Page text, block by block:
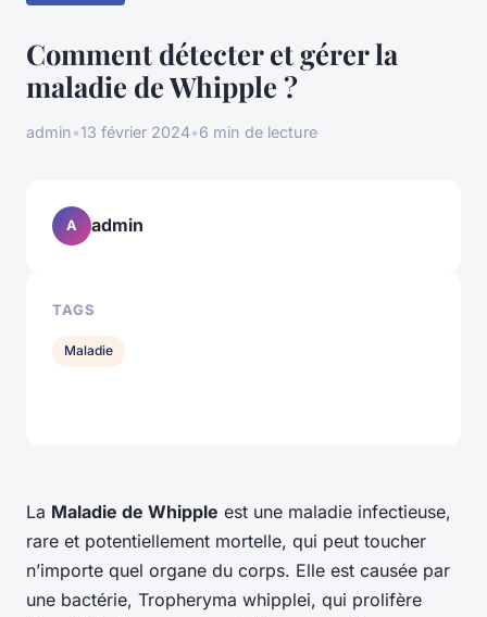
Comment détecter et gérer la
maladie de Whipple ?
admin•13 février 2024•6 min de lecture
La Maladie de Whipple est une maladie infectieuse,
rare et potentiellement mortelle, qui peut toucher
n’importe quel organe du corps. Elle est causée par
une bactérie, Tropheryma whipplei, qui prolifère
A admin
TAGS
Maladie